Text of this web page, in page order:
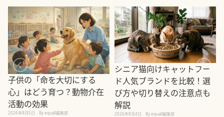
子供の「命を大切にする
心」はどう育つ？動物介在
活動の効果
2026年8月5日 By equall編集部
シニア猫向けキャットフー
ド人気ブランドを比較！選
び方や切り替えの注意点も
解説
2026年8月4日 By equall編集部